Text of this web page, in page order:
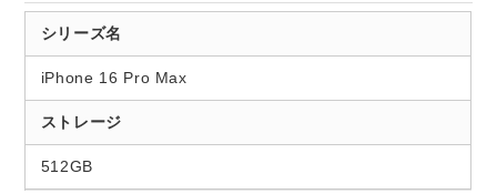
シリーズ名
iPhone 16 Pro Max
ストレージ
512GB